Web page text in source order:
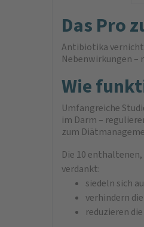
Das Pro
Antibiotika
Nebenwirkungen –
Wie
Umfangreiche
im Darm –
zum
Die 10
verdankt:
siedeln sich
verhindern
reduzieren